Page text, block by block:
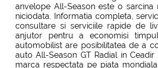
anvelope All-Season este o sarcina
niciodata. Informatia completa,
consultare si serviciile rapide de
anjutor pentru a economisi
automobilist are posibilitatea de a
auto All-Season GT Radial in
marca respectata pe piata